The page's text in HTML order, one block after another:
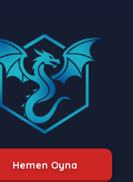
Hemen Oyna